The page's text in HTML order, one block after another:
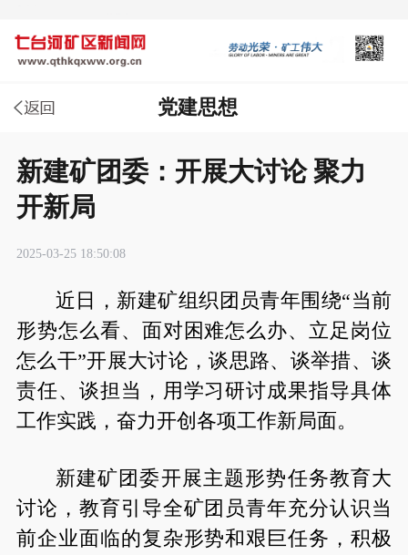
党建思想
新建矿团委：开展大讨论 聚力
开新局
2025-03-25 18:50:08
近日，新建矿组织团员青年围绕“当前
形势怎么看、面对困难怎么办、立足岗位
怎么干”开展大讨论，谈思路、谈举措、谈
责任、谈担当，用学习研讨成果指导具体
工作实践，奋力开创各项工作新局面。
新建矿团委开展主题形势任务教育大
讨论，教育引导全矿团员青年充分认识当
前企业面临的复杂形势和艰巨任务，积极